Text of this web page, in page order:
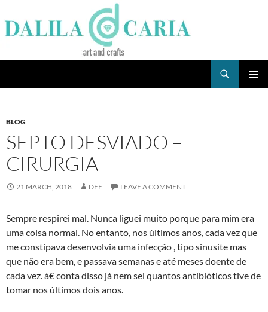
to
content
BLOG
SEPTO DESVIADO –
CIRURGIA
21 MARCH, 2018 DEE LEAVE A COMMENT
Sempre respirei mal. Nunca liguei muito porque para mim era
uma coisa normal. No entanto, nos últimos anos, cada vez que
me constipava desenvolvia uma infecção , tipo sinusite mas
que não era bem, e passava semanas e até meses doente de
cada vez. à€ conta disso já nem sei quantos antibióticos tive de
tomar nos últimos dois anos.